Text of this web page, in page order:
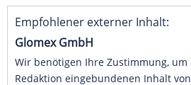
Empfohlener externer Inhalt:
Glomex GmbH
Wir benötigen Ihre Zustimmung,
Redaktion eingebundenen Inhalt